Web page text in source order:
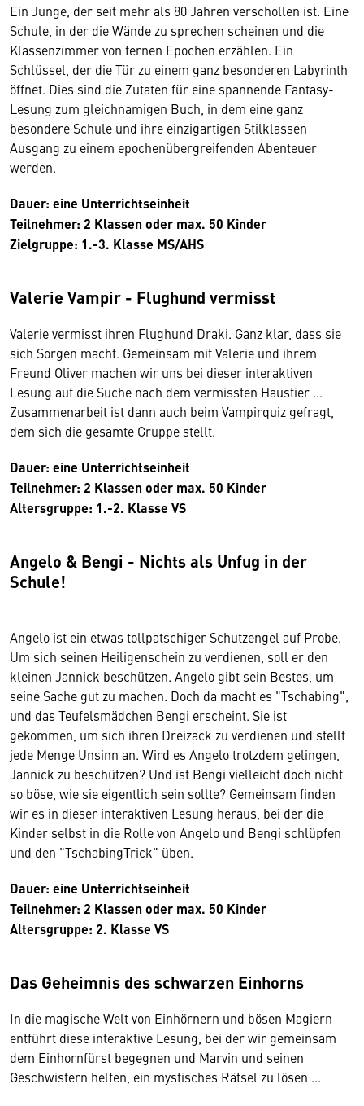
Ein Junge, der seit mehr als 80 Jahren verschollen ist. Eine
Schule, in der die Wände zu sprechen scheinen und die
Klassenzimmer von fernen Epochen erzählen. Ein
Schlüssel, der die Tür zu einem ganz besonderen Labyrinth
öffnet. Dies sind die Zutaten für eine spannende Fantasy-
Lesung zum gleichnamigen Buch, in dem eine ganz
besondere Schule und ihre einzigartigen Stilklassen
Ausgang zu einem epochenübergreifenden Abenteuer
werden.
Dauer: eine Unterrichtseinheit
Teilnehmer: 2 Klassen oder max. 50 Kinder
Zielgruppe: 1.-3. Klasse MS/AHS
Valerie Vampir - Flughund vermisst
Valerie vermisst ihren Flughund Draki. Ganz klar, dass sie
sich Sorgen macht. Gemeinsam mit Valerie und ihrem
Freund Oliver machen wir uns bei dieser interaktiven
Lesung auf die Suche nach dem vermissten Haustier ...
Zusammenarbeit ist dann auch beim Vampirquiz gefragt,
dem sich die gesamte Gruppe stellt.
Dauer: eine Unterrichtseinheit
Teilnehmer: 2 Klassen oder max. 50 Kinder
Altersgruppe: 1.-2. Klasse VS
Angelo & Bengi - Nichts als Unfug in der
Schule!
Angelo ist ein etwas tollpatschiger Schutzengel auf Probe.
Um sich seinen Heiligenschein zu verdienen, soll er den
kleinen Jannick beschützen. Angelo gibt sein Bestes, um
seine Sache gut zu machen. Doch da macht es "Tschabing",
und das Teufelsmädchen Bengi erscheint. Sie ist
gekommen, um sich ihren Dreizack zu verdienen und stellt
jede Menge Unsinn an. Wird es Angelo trotzdem gelingen,
Jannick zu beschützen? Und ist Bengi vielleicht doch nicht
so böse, wie sie eigentlich sein sollte? Gemeinsam finden
wir es in dieser interaktiven Lesung heraus, bei der die
Kinder selbst in die Rolle von Angelo und Bengi schlüpfen
und den "TschabingTrick" üben.
Dauer: eine Unterrichtseinheit
Teilnehmer: 2 Klassen oder max. 50 Kinder
Altersgruppe: 2. Klasse VS
Das Geheimnis des schwarzen Einhorns
In die magische Welt von Einhörnern und bösen Magiern
entführt diese interaktive Lesung, bei der wir gemeinsam
dem Einhornfürst begegnen und Marvin und seinen
Geschwistern helfen, ein mystisches Rätsel zu lösen ...